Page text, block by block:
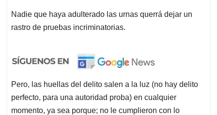
Nadie que haya adulterado las urnas querrá dejar un
rastro de pruebas incriminatorias.
Pero, las huellas del delito salen a la luz (no hay delito
perfecto, para una autoridad proba) en cualquier
momento, ya sea porque; no le cumplieron con lo